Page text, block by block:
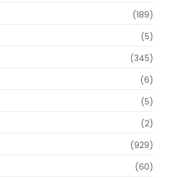
(189)
(5)
(345)
(6)
(5)
(2)
(929)
(60)